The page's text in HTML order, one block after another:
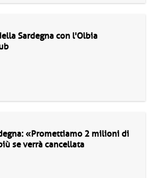
Sardegna con l'Olbia
«Promettiamo 2 milioni di
se verrà cancellata